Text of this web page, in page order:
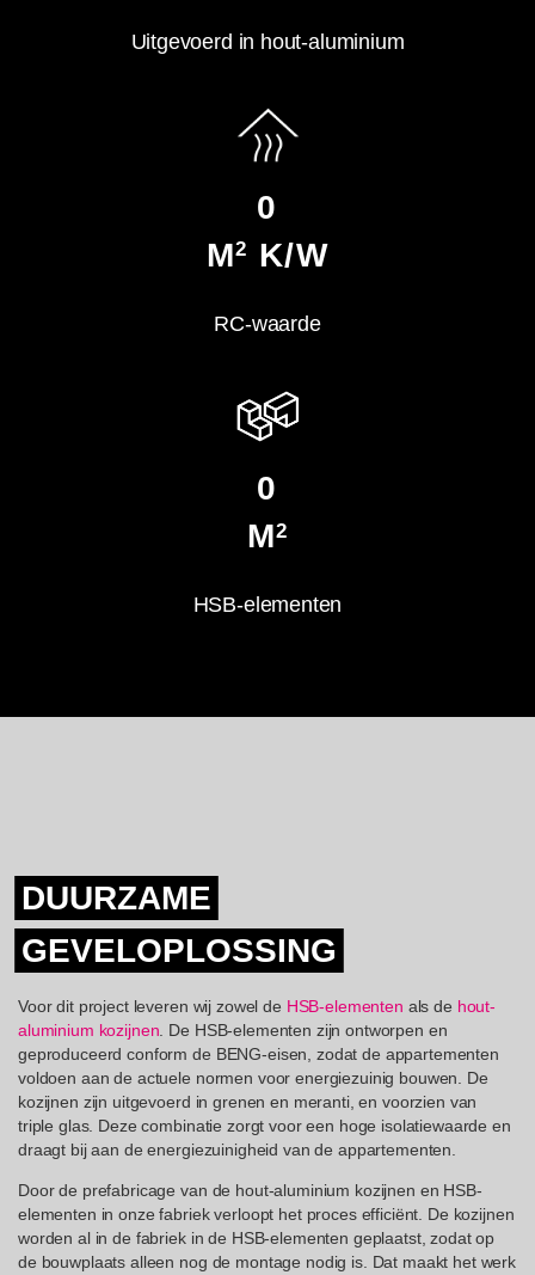
Uitgevoerd in hout-aluminium
0
M2 K/W
RC-waarde
0
M2
HSB-elementen
DUURZAME
GEVELOPLOSSING
Voor dit project leveren wij zowel de HSB-elementen als de hout-
aluminium kozijnen . De HSB-elementen zijn ontworpen en
geproduceerd conform de BENG-eisen, zodat de appartementen
voldoen aan de actuele normen voor energiezuinig bouwen. De
kozijnen zijn uitgevoerd in grenen en meranti, en voorzien van
triple glas. Deze combinatie zorgt voor een hoge isolatiewaarde en
draagt bij aan de energiezuinigheid van de appartementen.
Door de prefabricage van de hout-aluminium kozijnen en HSB-
elementen in onze fabriek verloopt het proces efficiënt. De kozijnen
worden al in de fabriek in de HSB-elementen geplaatst, zodat op
de bouwplaats alleen nog de montage nodig is. Dat maakt het werk